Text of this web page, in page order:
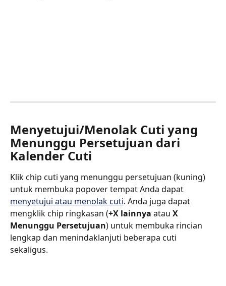
Menyetujui/Menolak Cuti yang
Menunggu Persetujuan dari
Kalender Cuti
Klik chip cuti yang menunggu persetujuan (kuning)
untuk membuka popover tempat Anda dapat
menyetujui atau menolak cuti. Anda juga dapat
mengklik chip ringkasan (+X lainnya atau X
Menunggu Persetujuan) untuk membuka rincian
lengkap dan menindaklanjuti beberapa cuti
sekaligus.